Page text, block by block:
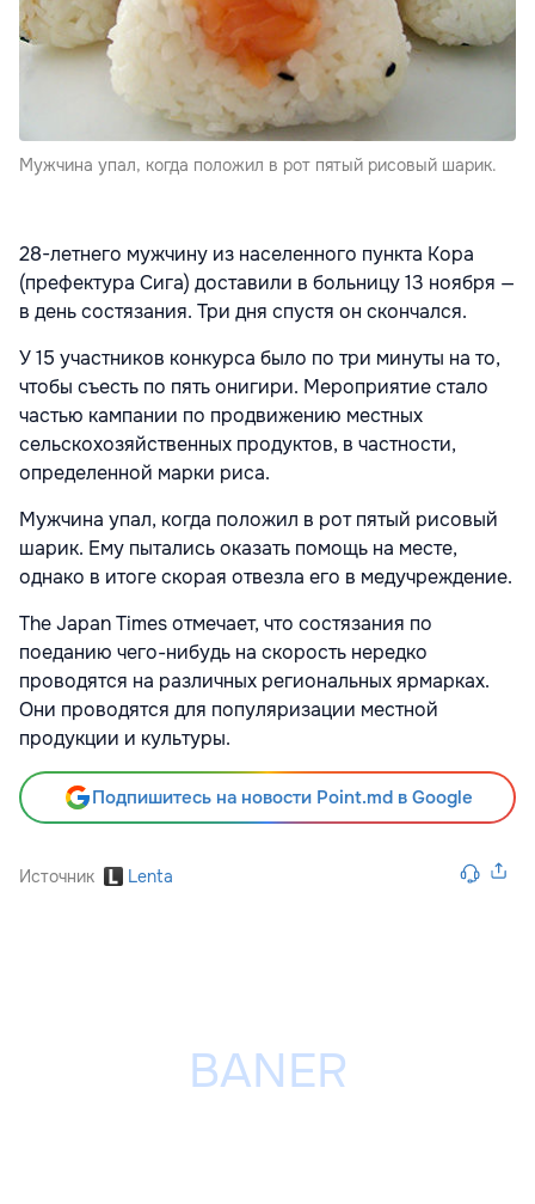
Мужчина упал, когда положил в рот пятый рисовый шарик.
28-летнего мужчину из населенного пункта Кора
(префектура Сига) доставили в больницу 13 ноября —
в день состязания. Три дня спустя он скончался.
У 15 участников конкурса было по три минуты на то,
чтобы съесть по пять онигири. Мероприятие стало
частью кампании по продвижению местных
сельскохозяйственных продуктов, в частности,
определенной марки риса.
Мужчина упал, когда положил в рот пятый рисовый
шарик. Ему пытались оказать помощь на месте,
однако в итоге скорая отвезла его в медучреждение.
The Japan Times отмечает, что состязания по
поеданию чего-нибудь на скорость нередко
проводятся на различных региональных ярмарках.
Они проводятся для популяризации местной
продукции и культуры.
Подпишитесь на новости Point.md в Google
Источник Lenta